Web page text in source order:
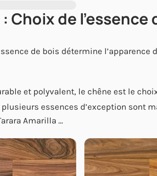
: Choix de l'essence
de bois détermine
et polyvalent, le chêne est le
essences d’exception sont
Amarilla …